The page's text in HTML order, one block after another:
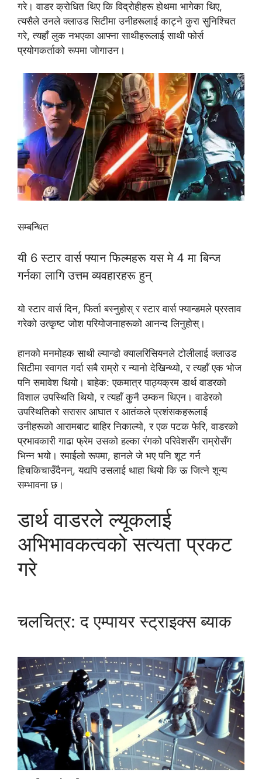
गरे। वाडर क्रोधित थिए कि विद्रोहीहरू होथमा भागेका थिए,
त्यसैले उनले क्लाउड सिटीमा उनीहरूलाई काट्ने कुरा सुनिश्चित
गरे, त्यहाँ लुक नभएका आफ्ना साथीहरूलाई साथी फोर्स
प्रयोगकर्ताको रूपमा जोगाउन।
सम्बन्धित
यी 6 स्टार वार्स फ्यान फिल्महरू यस मे 4 मा बिन्ज
गर्नका लागि उत्तम व्यवहारहरू हुन्
यो स्टार वार्स दिन, फिर्ता बस्नुहोस् र स्टार वार्स फ्यान्डमले प्रस्ताव
गरेको उत्कृष्ट जोश परियोजनाहरूको आनन्द लिनुहोस्।
हानको मनमोहक साथी ल्यान्डो क्यालरिसियनले टोलीलाई क्लाउड
सिटीमा स्वागत गर्दा सबै राम्रो र न्यानो देखिन्थ्यो, र त्यहाँ एक भोज
पनि समावेश थियो। बाहेक: एकमात्र पाठ्यक्रम डार्थ वाडरको
विशाल उपस्थिति थियो, र त्यहाँ कुनै उम्कन थिएन। वाडेरको
उपस्थितिको सरासर आघात र आतंकले प्रशंसकहरूलाई
उनीहरूको आरामबाट बाहिर निकाल्यो, र एक पटक फेरि, वाडरको
प्रभावकारी गाढा फ्रेम उसको हल्का रंगको परिवेशसँग राम्रोसँग
भिन्न भयो। रमाईलो रूपमा, हानले जे भए पनि शूट गर्न
हिचकिचाउँदैनन्, यद्यपि उसलाई थाहा थियो कि ऊ जित्ने शून्य
सम्भावना छ।
डार्थ वाडरले ल्यूकलाई
अभिभावकत्वको सत्यता प्रकट
गरे
चलचित्र: द एम्पायर स्ट्राइक्स ब्याक